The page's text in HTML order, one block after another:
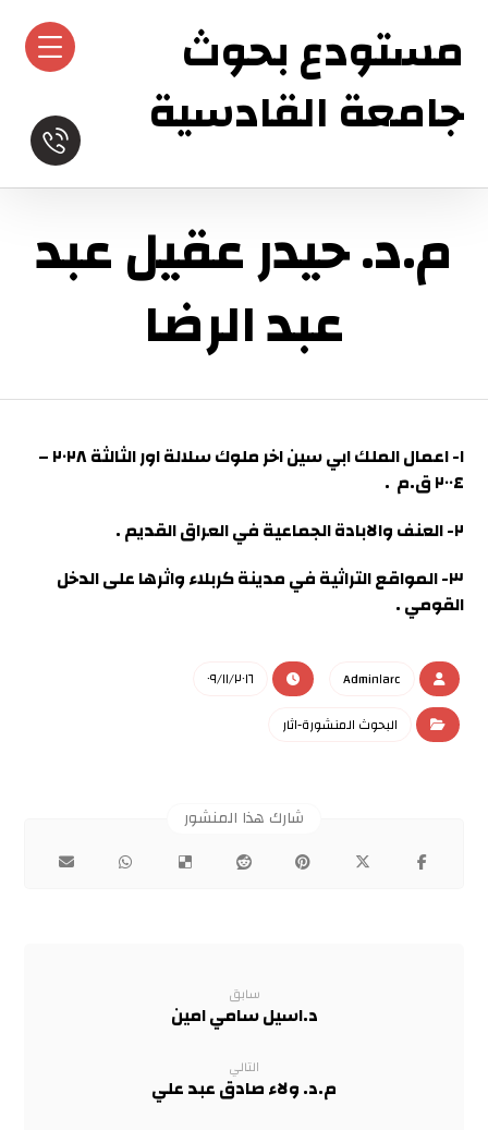
مستودع بحوث
جامعة القادسية
م.د. حيدر عقيل عبد
عبد الرضا
١- اعمال الملك ابي سين اخر ملوك سلالة اور الثالثة ٢٠٢٨ –
٢٠٠٤ ق.م .
٢- العنف والابادة الجماعية في العراق القديم .
٣- المواقع التراثية في مدينة كربلاء واثرها على الدخل
القومي .
Admin١arc
٠٩/١١/٢٠١٦
البحوث المنشورة-اثار
سابق
د.اسيل سامي امين
التالي
م.د. ولاء صادق عبد علي